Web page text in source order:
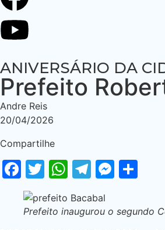
ANIVERSÁRIO DA
Prefeito
Andre Reis
20/04/2026
Compartilhe
Facebook
Twitter
WhatsApp
Telegram
Prefeito inaugurou o segundo